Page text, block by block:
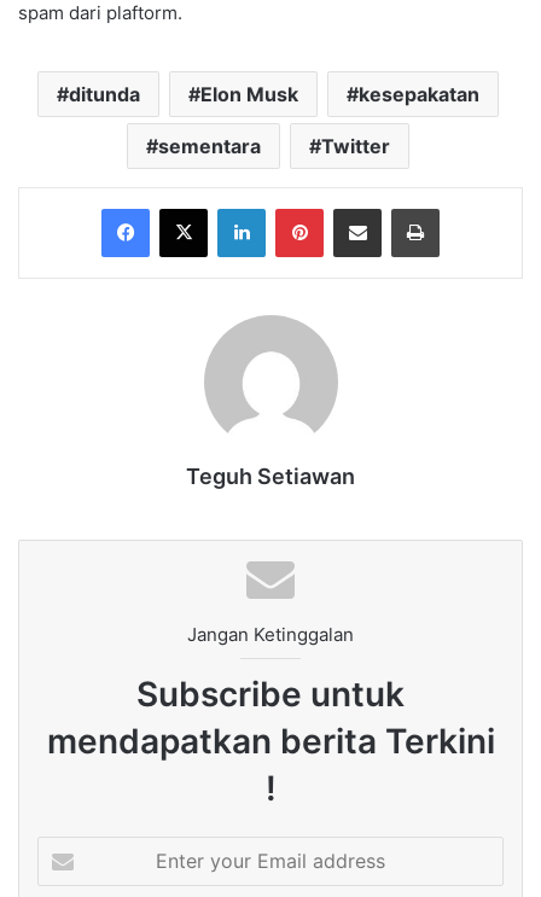
spam dari plaftorm.
ditunda Elon Musk kesepakatan
sementara Twitter
Facebook
X LinkedInPinterestShare via Email Print
Teguh Setiawan
Jangan Ketinggalan
Subscribe untuk
mendapatkan berita Terkini
!
your